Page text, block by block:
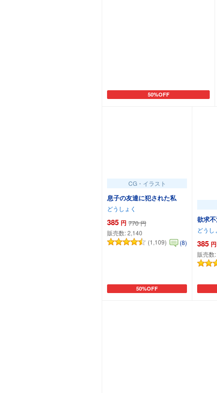
50%OFF
カートに追加
CG・イラスト
息子の友達に犯された私
どうしょく
385 円 770 円
販売数:2,140
(1,109)
(8)
50%OFF
カートに追加
欲求
どうし
385 円
販売数: